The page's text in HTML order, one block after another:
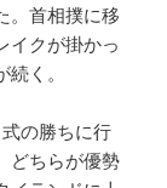
。首相撲に移
イクが掛かっ
く。
の勝ちに行
どちらが優勢